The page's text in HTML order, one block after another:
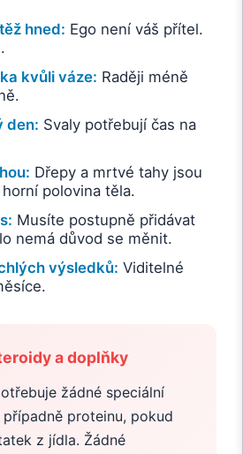
hned: Ego není váš přítel.
kvůli váze: Raději méně
den: Svaly potřebují čas na
Dřepy a mrtvé tahy jsou
polovina těla.
Musíte postupně přidávat
nemá důvod se měnit.
výsledků: Viditelné
a doplňky
žádné speciální
proteinu, pokud
z jídla. Žádné